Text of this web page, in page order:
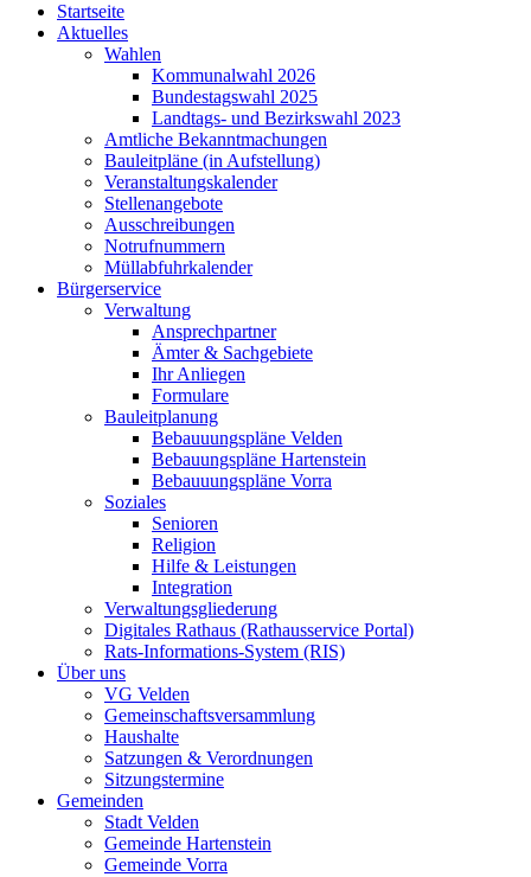
Startseite
Aktuelles
Wahlen
Kommunalwahl 2026
Bundestagswahl 2025
Landtags- und Bezirkswahl 2023
Amtliche Bekanntmachungen
Bauleitpläne (in Aufstellung)
Veranstaltungskalender
Stellenangebote
Ausschreibungen
Notrufnummern
Müllabfuhrkalender
Bürgerservice
Verwaltung
Ansprechpartner
Ämter & Sachgebiete
Ihr Anliegen
Formulare
Bauleitplanung
Bebauuungspläne Velden
Bebauungspläne Hartenstein
Bebauuungspläne Vorra
Soziales
Senioren
Religion
Hilfe & Leistungen
Integration
Verwaltungsgliederung
Digitales Rathaus (Rathausservice Portal)
Rats-Informations-System (RIS)
Über uns
VG Velden
Gemeinschaftsversammlung
Haushalte
Satzungen & Verordnungen
Sitzungstermine
Gemeinden
Stadt Velden
Gemeinde Hartenstein
Gemeinde Vorra